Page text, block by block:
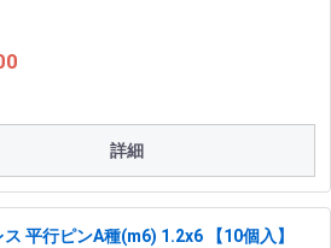
詳細
ス 平行ピンA種(m6) 1.2x6 【10個入】